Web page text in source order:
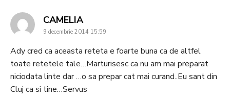
CAMELIAsays:
9 decembrie 2014 15:59
Ady cred ca aceasta reteta e foarte buna ca de altfel
toate retetele tale…Marturisesc ca nu am mai preparat
niciodata linte dar …o sa prepar cat mai curand..Eu sant din
Cluj ca si tine…Servus